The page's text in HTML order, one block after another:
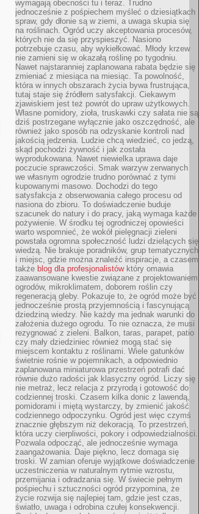
wymagają obecności tu i teraz. Trudno
jednocześnie z pośpiechem myśleć o dziesiątkach
spraw, gdy dłonie są w ziemi, a uwaga skupia się
na roślinach. Ogród uczy akceptowania procesów,
których nie da się przyspieszyć. Nasiono
potrzebuje czasu, aby wykiełkować. Młody krzew
nie zamieni się w okazałą roślinę po tygodniu.
Nawet najstaranniej zaplanowana rabata będzie się
zmieniać z miesiąca na miesiąc. Ta powolność,
która w innych obszarach życia bywa frustrująca,
tutaj staje się źródłem satysfakcji. Ciekawym
zjawiskiem jest też powrót do upraw użytkowych.
Własne pomidory, zioła, truskawki czy sałata nie są
dziś postrzegane wyłącznie jako oszczędność, ale
również jako sposób na odzyskanie kontroli nad
jakością jedzenia. Ludzie chcą wiedzieć, co jedzą,
skąd pochodzi żywność i jak została
wyprodukowana. Nawet niewielka uprawa daje
poczucie sprawczości. Smak warzyw zerwanych
we własnym ogrodzie trudno porównać z tymi
kupowanymi masowo. Dochodzi do tego
satysfakcja z obserwowania całego procesu od
nasiona do zbioru. To doświadczenie buduje
szacunek do natury i do pracy, jaką wymaga każde
pożywienie. W środku tej ogrodniczej opowieści
warto wspomnieć, że wokół pielęgnacji zieleni
powstała ogromna społeczność ludzi dzielących się
wiedzą. Nie brakuje poradników, grup tematycznych
i miejsc, gdzie można znaleźć inspiracje, a czasem
także blog dla profesjonalistówktóry omawia
zaawansowane kwestie związane z projektowaniem
ogrodów, mikroklimatem, doborem roślin czy
regeneracją gleby. Pokazuje to, że ogród może być
jednocześnie prostą przyjemnością i fascynującą
dziedziną wiedzy. Nie każdy ma jednak warunki do
założenia dużego ogrodu. To nie oznacza, że musi
rezygnować z zieleni. Balkon, taras, parapet, patio
czy mały dziedziniec również mogą stać się
miejscem kontaktu z roślinami. Wiele gatunków
świetnie rośnie w pojemnikach, a odpowiednio
zaplanowana miniaturowa przestrzeń potrafi dać
równie dużo radości jak klasyczny ogród. Liczy się
nie metraż, lecz relacja z przyrodą i gotowość do
codziennej troski. Czasem kilka donic z lawendą,
pomidorami i miętą wystarczy, by zmienić jakość
codziennego odpoczynku. Ogród jest więc czymś
znacznie głębszym niż dekoracją. To przestrzeń,
która uczy cierpliwości, pokory i odpowiedzialności.
Pozwala odpocząć, ale jednocześnie wymaga
zaangażowania. Daje piękno, lecz domaga się
troski. W zamian oferuje wyjątkowe doświadczenie
uczestniczenia w naturalnym rytmie wzrostu,
przemijania i odradzania się. W świecie pełnym
pośpiechu i sztuczności ogród przypomina, że
życie rozwija się najlepiej tam, gdzie jest czas,
światło, uwaga i odrobina czułej konsekwencji.